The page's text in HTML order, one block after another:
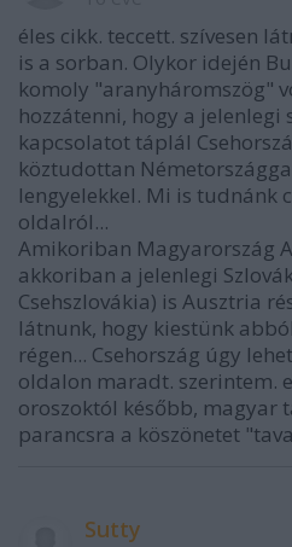
éles cikk. teccett. szívesen
is a sorban. Olykor idején
komoly "aranyháromszög"
hozzátenni, hogy a jelenlegi
kapcsolatot táplál
köztudottan
lengyelekkel. Mi is tudnánk
oldalról...
Amikoriban Magyarország
akkoriban a jelenlegi
Csehszlovákia) is Ausztria
látnunk, hogy kiestünk
régen... Csehország úgy
oldalon maradt. szerintem.
oroszoktól később, magyar
parancsra a köszönetet
Sutty